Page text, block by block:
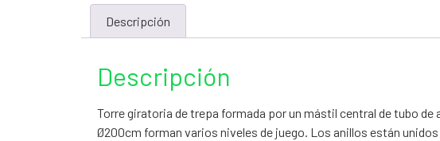
Descripción
Descripción
Torre giratoria de trepa formada por un mástil central de tubo de
Ø200cm forman varios niveles de juego. Los anillos están